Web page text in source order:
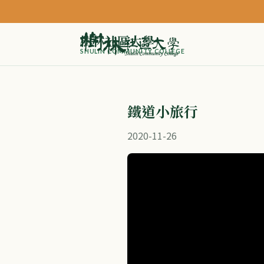
樹林社區大學
SHULIN COMMUNITY COLLEGE
鐵道小旅行
2020-11-26